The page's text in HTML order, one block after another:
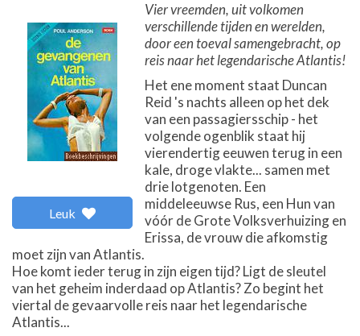
Leuk
Vier vreemden, uit volkomen
verschillende tijden en werelden,
door een toeval samengebracht, op
reis naar het legendarische Atlantis!
Het ene moment staat Duncan
Reid 's nachts alleen op het dek
van een passagiersschip - het
volgende ogenblik staat hij
vierendertig eeuwen terug in een
kale, droge vlakte... samen met
drie lotgenoten. Een
middeleeuwse Rus, een Hun van
vóór de Grote Volksverhuizing en
Erissa, de vrouw die afkomstig
moet zijn van Atlantis.
Hoe komt ieder terug in zijn eigen tijd? Ligt de sleutel
van het geheim inderdaad op Atlantis? Zo begint het
viertal de gevaarvolle reis naar het legendarische
Atlantis...